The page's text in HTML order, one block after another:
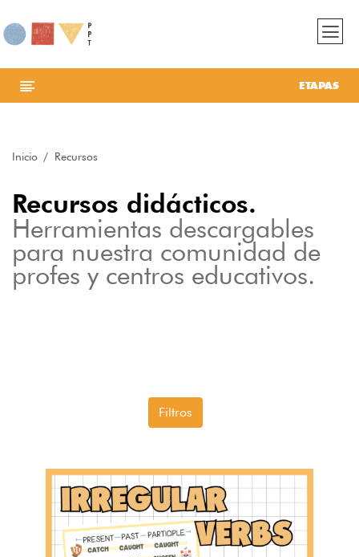
ETAPAS
Inicio Recursos
Recursos didácticos.
Herramientas descargables
para nuestra comunidad de
profes y centros educativos.
Filtros